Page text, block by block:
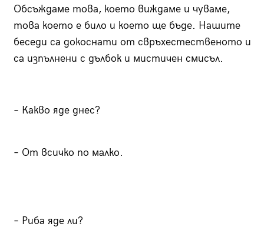
Обсъждаме това, което виждаме и чуваме,
това което е било и което ще бъде. Нашите
беседи са докоснати от свръхестественото и
са изпълнени с дълбок и мистичен смисъл.
– Какво яде днес?
– От всичко по малко.
– Риба яде ли?